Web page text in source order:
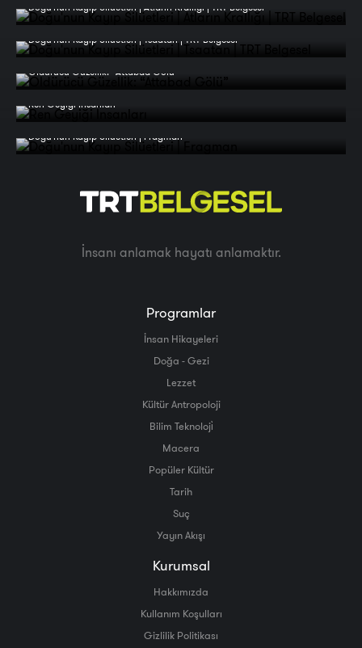
Doğu'nun Kayıp Silüetleri | Atların Krallığı | TRT Belgesel
Doğu'nun Kayıp Silüetleri | Tsaatan | TRT Belgesel
Öldürücü Güzellik: “Attabad Gölü”
Ren Geyiği İnsanları
Doğu'nun Kayıp Silüetleri | Fragman
İnsanı anlamak hayatı anlamaktır.
Programlar
İnsan Hikayeleri
Doğa - Gezi
Lezzet
Kültür Antropoloji
Bilim Teknoloji̇
Macera
Popüler Kültür
Tarih
Suç
Yayın Akışı
Kurumsal
Hakkımızda
Kullanım Koşulları
Gizlilik Politikası